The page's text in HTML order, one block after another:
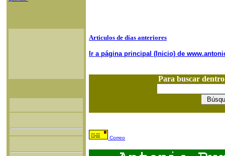
Articulos de días anteriores
Ir a página principal (Inicio) de
Para buscar
Correo